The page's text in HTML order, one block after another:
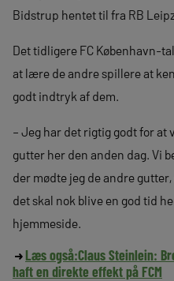
Bidstrup hentet til fra RB
Det tidligere FC København-
at lære de andre spillere at
godt indtryk af dem.
– Jeg har det rigtig godt for
gutter her den anden dag. Vi
der mødte jeg de andre
det skal nok blive en god tid
hjemmeside.
Læs også:Claus Steinlein:
haft en direkte effekt på FCM